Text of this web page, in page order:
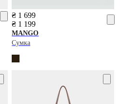
₴ 1 699
₴ 1 199
MANGO
Сумка